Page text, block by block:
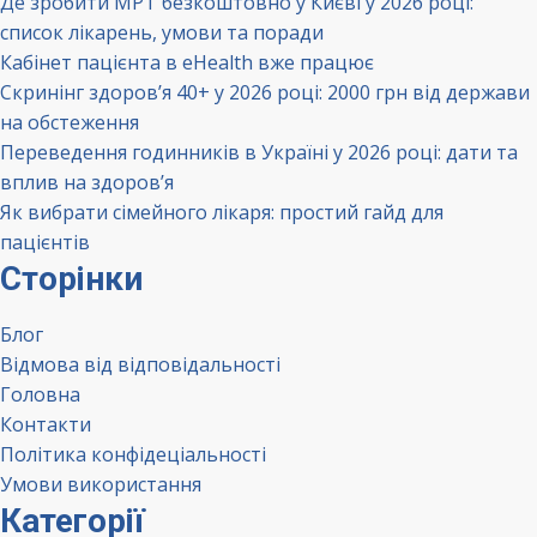
список лікарень, умови та поради
Кабінет пацієнта в eHealth вже працює
Скринінг здоров’я 40+ у 2026 році: 2000 грн від держави
на обстеження
Переведення годинників в Україні у 2026 році: дати та
вплив на здоров’я
Як вибрати сімейного лікаря: простий гайд для
пацієнтів
Сторінки
Блог
Відмова від відповідальності
Головна
Контакти
Політика конфідеціальності
Умови використання
Категорії